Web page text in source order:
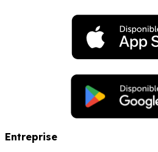
Entreprise